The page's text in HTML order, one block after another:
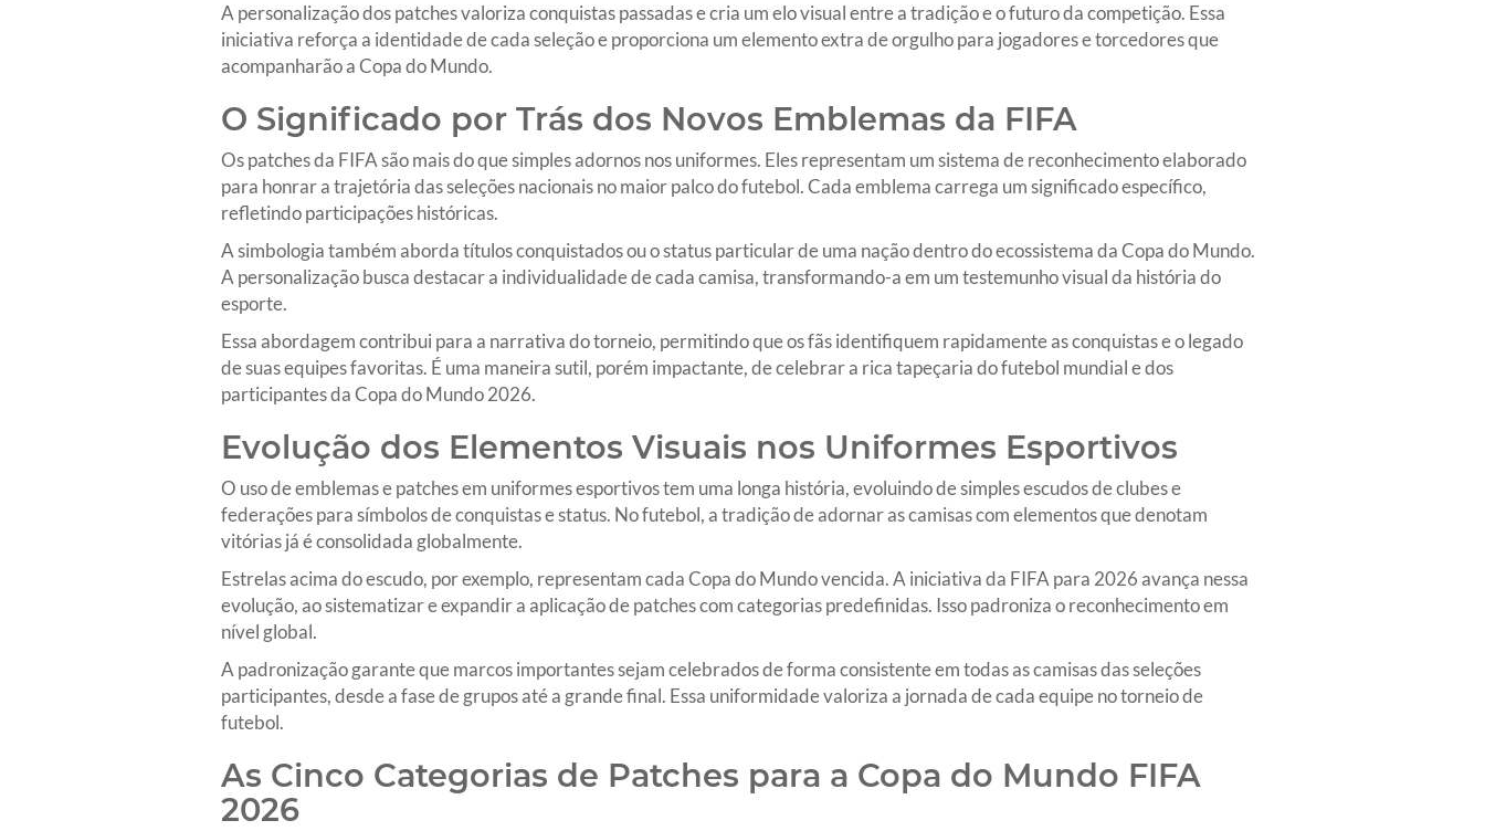
A personalização dos patches valoriza conquistas passadas e cria um elo visual entre a tradição e o futuro da competição. Essa
iniciativa reforça a identidade de cada seleção e proporciona um elemento extra de orgulho para jogadores e torcedores que
acompanharão a Copa do Mundo.
O Significado por Trás dos Novos Emblemas da FIFA
Os patches da FIFA são mais do que simples adornos nos uniformes. Eles representam um sistema de reconhecimento elaborado
para honrar a trajetória das seleções nacionais no maior palco do futebol. Cada emblema carrega um significado específico,
refletindo participações históricas.
A simbologia também aborda títulos conquistados ou o status particular de uma nação dentro do ecossistema da Copa do Mundo.
A personalização busca destacar a individualidade de cada camisa, transformando-a em um testemunho visual da história do
esporte.
Essa abordagem contribui para a narrativa do torneio, permitindo que os fãs identifiquem rapidamente as conquistas e o legado
de suas equipes favoritas. É uma maneira sutil, porém impactante, de celebrar a rica tapeçaria do futebol mundial e dos
participantes da Copa do Mundo 2026.
Evolução dos Elementos Visuais nos Uniformes Esportivos
O uso de emblemas e patches em uniformes esportivos tem uma longa história, evoluindo de simples escudos de clubes e
federações para símbolos de conquistas e status. No futebol, a tradição de adornar as camisas com elementos que denotam
vitórias já é consolidada globalmente.
Estrelas acima do escudo, por exemplo, representam cada Copa do Mundo vencida. A iniciativa da FIFA para 2026 avança nessa
evolução, ao sistematizar e expandir a aplicação de patches com categorias predefinidas. Isso padroniza o reconhecimento em
nível global.
A padronização garante que marcos importantes sejam celebrados de forma consistente em todas as camisas das seleções
participantes, desde a fase de grupos até a grande final. Essa uniformidade valoriza a jornada de cada equipe no torneio de
futebol.
As Cinco Categorias de Patches para a Copa do Mundo FIFA
2026